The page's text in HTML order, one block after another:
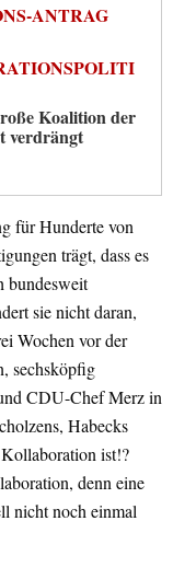
ANTRAG
Koalition der
verdrängt
für Hunderte von
trägt, dass es
bundesweit
sie nicht daran,
Wochen vor der
sechsköpfig
CDU-Chef Merz in
Habecks
ist!?
denn eine
nicht noch einmal